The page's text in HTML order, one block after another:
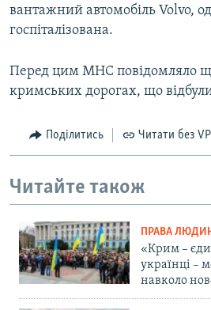
вантажний автомобіль Volvo,
госпіталізована.
Перед цим МНС повідомляло
кримських дорогах, що
Поділитись Читати без
Читайте також
ПРАВА
«Крим –
українці –
навколо